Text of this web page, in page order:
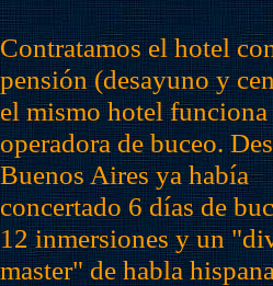
Contratamos el hotel
pensión (desayuno y
el mismo hotel funciona
operadora de buceo.
Buenos Aires ya había
concertado 6 días de
12 inmersiones y un
master" de habla